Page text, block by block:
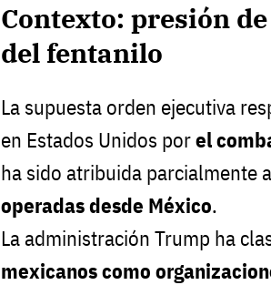
Contexto: presión
del fentanilo
La supuesta orden ejecutiva
en Estados Unidos porel
ha sido atribuida parcialmente
operadas desde México.
La administración Trump ha
mexicanos como